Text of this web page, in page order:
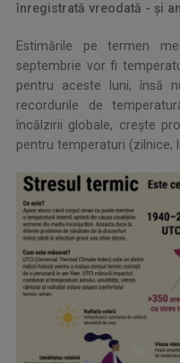
înregistrată vreodată - și
Estimările pe termen
septembrie vor fi
pentru aceste luni, însă
recordurile de
încălzirii globale, crește
pentru temperaturi (zilnice,